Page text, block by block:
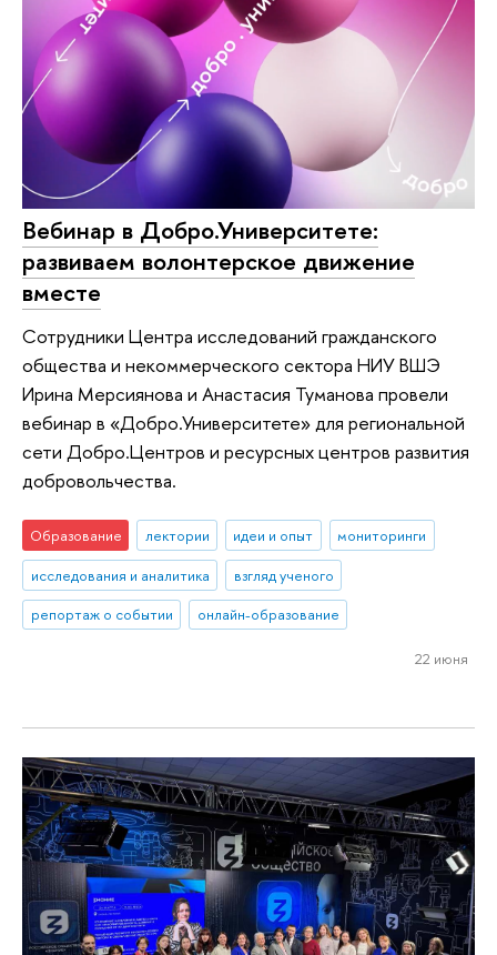
Вебинар в Добро.Университете:
развиваем волонтерское движение
вместе
Сотрудники Центра исследований гражданского
общества и некоммерческого сектора НИУ ВШЭ
Ирина Мерсиянова и Анастасия Туманова провели
вебинар в «Добро.Университете» для региональной
сети Добро.Центров и ресурсных центров развития
добровольчества.
Образование лектории идеи и опыт
мониторинги
исследования и аналитика
взгляд ученого
репортаж о событии
онлайн-образование
22 июня